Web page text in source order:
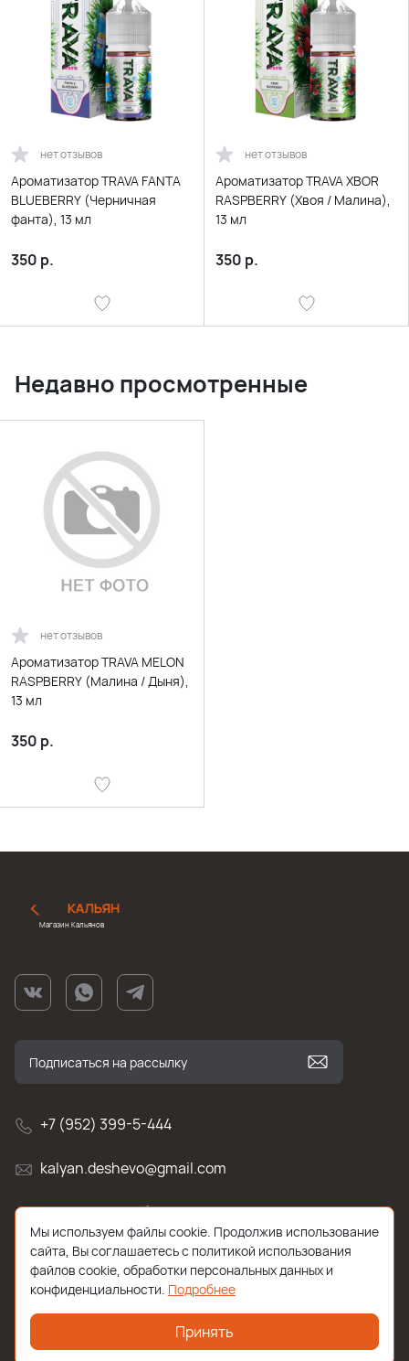
нет отзывов
Ароматизатор TRAVA FANTA
BLUEBERRY (Черничная
фанта), 13 мл
350 р.
нет отзывов
Ароматизатор TRAVA XBOR
RASPBERRY (Хвоя / Малина),
13 мл
350 р.
Недавно просмотренные
нет отзывов
Ароматизатор TRAVA MELON
RASPBERRY (Малина / Дыня),
13 мл
350 р.
Магазин Кальянов
+7 (952) 399-5-444
kalyan.deshevo@gmail.com
г. Санкт-Петербург, улица Белы Куна , д.2к1
2026 © Все права защищены. Работает наReadyScript
Мы используем файлы cookie. Продолжив использование
сайта, Вы соглашаетесь с политикой использования
файлов cookie, обработки персональных данных и
конфиденциальности. Подробнее
Принять